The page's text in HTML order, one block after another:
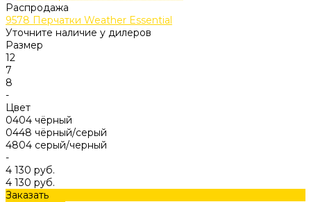
Распродажа
9578 Перчатки Weather Essential
Уточните наличие у дилеров
Размер
12
7
8
-
Цвет
0404 чёрный
0448 чёрный/серый
4804 серый/черный
-
4 130 руб.
4 130 руб.
Заказать